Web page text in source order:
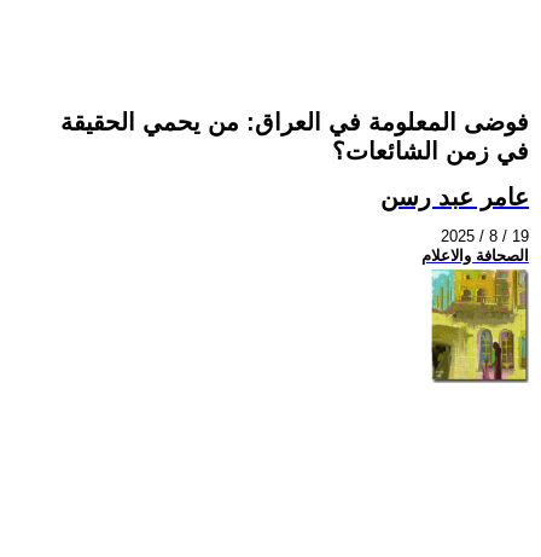
فوضى المعلومة في العراق: من يحمي الحقيقة
في زمن الشائعات؟
عامر عبد رسن
2025 / 8 / 19
الصحافة والاعلام